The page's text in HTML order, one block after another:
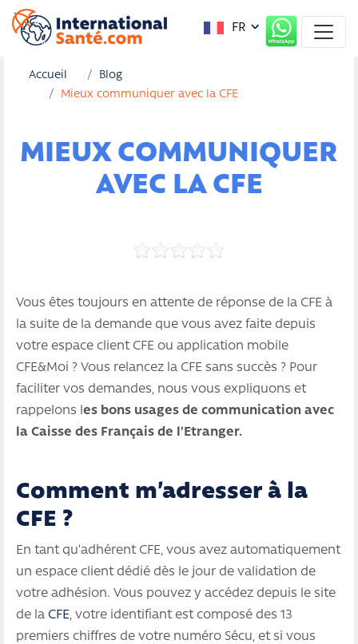
FR
Accueil
Blog
Mieux communiquer avec la CFE
MIEUX COMMUNIQUER
AVEC LA CFE
Vous êtes toujours en attente de réponse de la CFE à
la suite de la demande que vous avez faite depuis
votre espace client CFE ou application mobile
CFE&Moi ? Vous relancez la CFE sans succès ? Pour
faciliter vos demandes, nous vous expliquons et
rappelons l es bons usages de communication avec
la Caisse des Français de l’Etranger.
Comment m’adresser à la
CFE ?
En tant qu’adhérent CFE, vous avez automatiquement
un espace client dédié dès le jour de validation de
votre adhésion. Vous pouvez y accédez depuis le site
de la CFE, votre identifiant est composé des 13
premiers chiffres de votre numéro Sécu, et si vous